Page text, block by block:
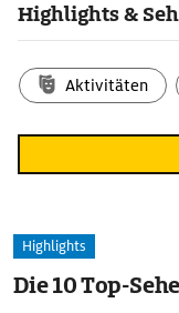
wurde komplett aus
anmuten. Auf dem
(Di–Sa).
Der schönste Blick
St-Laurent-Brücke,
Dieu. Im Innern der
XV-Stil und
In der neuen
Highlights &
Aktivitäten
Highlights
Die 10 Top-